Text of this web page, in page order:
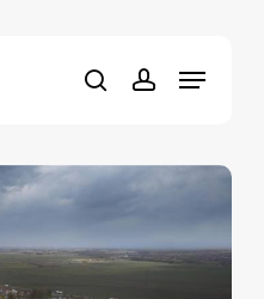
searchaccount
MenuClose